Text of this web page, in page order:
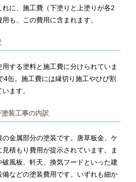
に、施工費（下塗りと上塗りが各2
も、この費用に含まれます。
する塗料と施工費に分けられていま
4缶。施工費には縁切り施工やひび割
ます。
装工事の内訳
金属部分の塗装です。唐草板金、ケ
積もり費用が提示されています。ま
風板、軒天、換気フードといった建
などの塗装費用です。いずれも細か